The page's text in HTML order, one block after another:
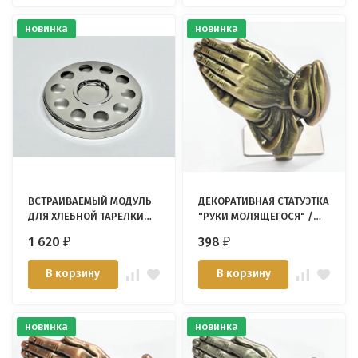
новинка
ВСТРАИВАЕМЫЙ МОДУЛЬ
ДЛЯ ХЛЕБНОЙ ТАРЕЛКИ
1 620₽
В корзину
новинка
ДЕКОРАТИВНАЯ СТАТУЭТКА
"РУКИ МОЛЯЩЕГОСЯ" /
398₽
В корзину
новинка новинка